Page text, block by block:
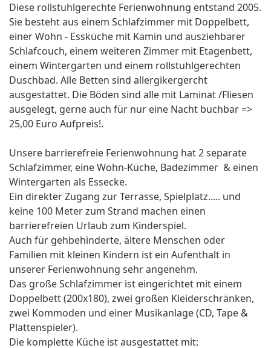
Diese rollstuhlgerechte Ferienwohnung entstand 2005.
Sie besteht aus einem Schlafzimmer mit Doppelbett,
einer Wohn - Essküche mit Kamin und ausziehbarer
Schlafcouch, einem weiteren Zimmer mit Etagenbett,
einem Wintergarten und einem rollstuhlgerechten
Duschbad. Alle Betten sind allergikergercht
ausgestattet. Die Böden sind alle mit Laminat /Fliesen
ausgelegt, gerne auch für nur eine Nacht buchbar =>
25,00 Euro Aufpreis!.
Unsere barrierefreie Ferienwohnung hat 2 separate
Schlafzimmer, eine Wohn-Küche, Badezimmer & einen
Wintergarten als Essecke.
Ein direkter Zugang zur Terrasse, Spielplatz..... und
keine 100 Meter zum Strand machen einen
barrierefreien Urlaub zum Kinderspiel.
Auch für gehbehinderte, ältere Menschen oder
Familien mit kleinen Kindern ist ein Aufenthalt in
unserer Ferienwohnung sehr angenehm.
Das große Schlafzimmer ist eingerichtet mit einem
Doppelbett (200x180), zwei großen Kleiderschränken,
zwei Kommoden und einer Musikanlage (CD, Tape &
Plattenspieler).
Die komplette Küche ist ausgestattet mit: